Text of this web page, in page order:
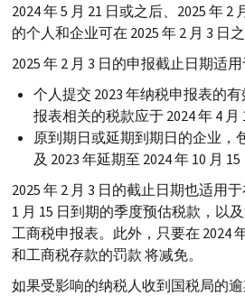
2024 年 5 月 21 日或之后、2025 年
的个人和企业可在 2025 年 2 月 3 日
2025 年 2 月 3 日的申报截止日期适用
个人提交 2023 年纳税申报表的
报表相关的税款应于 2024 年 4
原到期日或延期到期日的企业，
及 2023 年延期至 2024 年 10 月
2025 年 2 月 3 日的截止日期也适用
1 月 15 日到期的季度预估税款，以
工商税申报表。此外，只要在 2024
和工商税存款的罚款 将减免。
如果受影响的纳税人收到国税局的